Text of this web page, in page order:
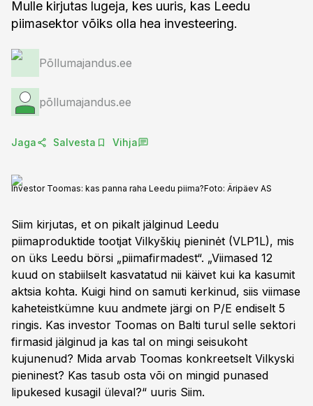
Mulle kirjutas lugeja, kes uuris, kas Leedu
piimasektor võiks olla hea investeering.
Põllumajandus.ee
põllumajandus.ee
Jaga Salvesta Vihja
Investor Toomas: kas panna raha Leedu piima?Foto: Äripäev AS
Siim kirjutas, et on pikalt jälginud Leedu
piimaproduktide tootjat Vilkyškių pieninėt (VLP1L), mis
on üks Leedu börsi „piimafirmadest“. „Viimased 12
kuud on stabiilselt kasvatatud nii käivet kui ka kasumit
aktsia kohta. Kuigi hind on samuti kerkinud, siis viimase
kaheteistkümne kuu andmete järgi on P/E endiselt 5
ringis. Kas investor Toomas on Balti turul selle sektori
firmasid jälginud ja kas tal on mingi seisukoht
kujunenud? Mida arvab Toomas konkreetselt Vilkyski
pieninest? Kas tasub osta või on mingid punased
lipukesed kusagil üleval?“ uuris Siim.